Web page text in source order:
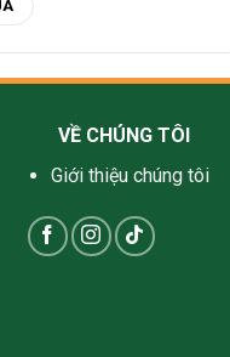
VỀ CHÚNG TÔI
Giới thiệu chúng tôi